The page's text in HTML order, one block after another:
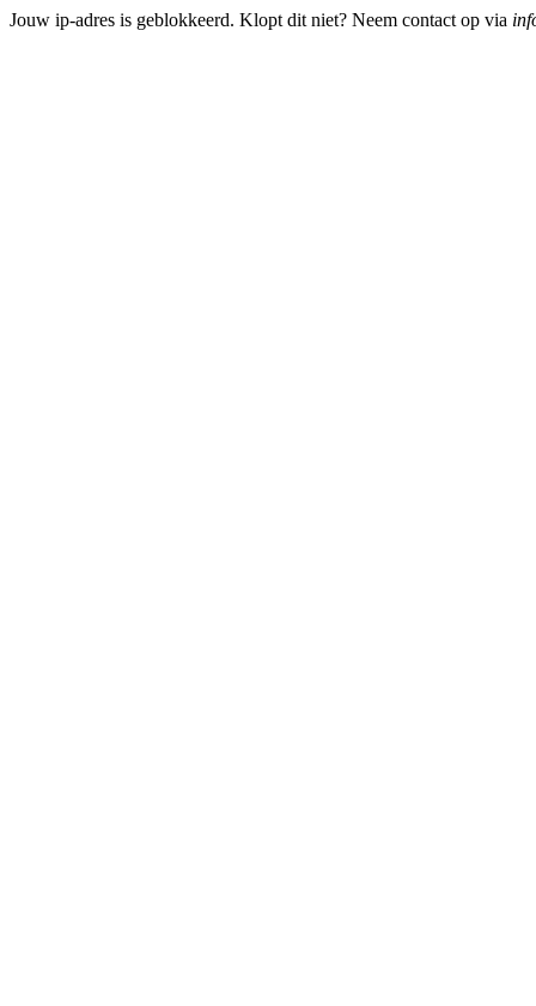
Jouw ip-adres is geblokkeerd. Klopt dit niet? Neem contact op via